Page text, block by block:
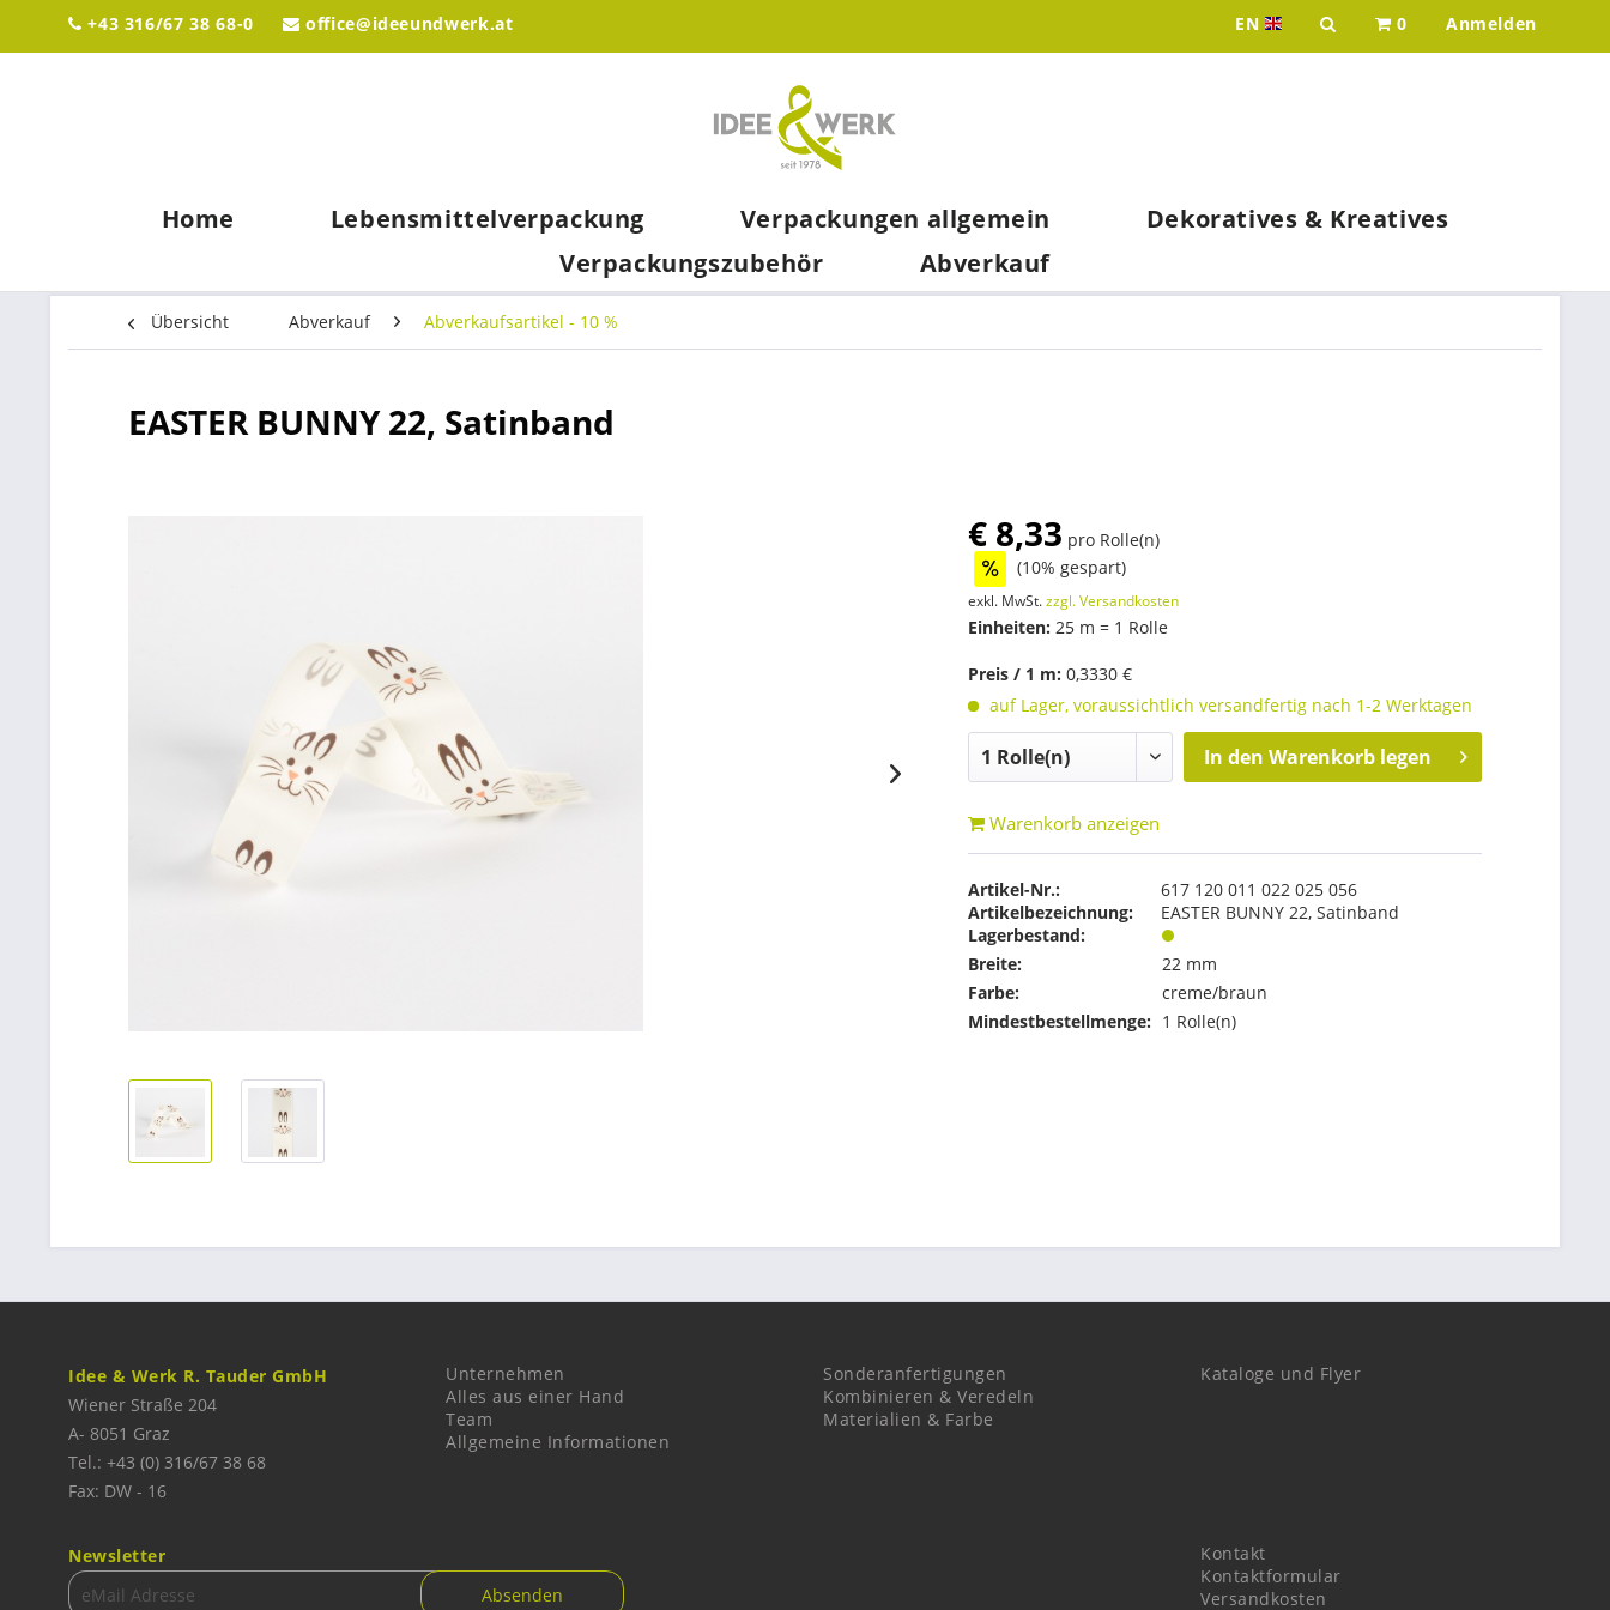
+43 316/67 38 68-0 office@ideeundwerk.at EN Idee & Werk - your wholesaler for
0 Anmelden
Home Lebensmittelverpackung Verpackungen allgemein
Dekoratives & Kreatives
Verpackungszubehör
Abverkauf
Übersicht Abverkauf Abverkaufsartikel - 10 %
EASTER BUNNY 22, Satinband
€ 8,33 pro Rolle(n)
(10% gespart)
exkl. MwSt.zzgl. Versandkosten
Einheiten: 25 m = 1 Rolle
Preis / 1 m: 0,3330 €
auf Lager, voraussichtlich versandfertig nach 1-2 Werktagen
In den Warenkorb legen
Warenkorb anzeigen
Artikel-Nr.:
617 120 011 022 025 056
Artikelbezeichnung:
EASTER BUNNY 22, Satinband
Lagerbestand:
Breite:
22 mm
Farbe:
creme/braun
Mindestbestellmenge: 1 Rolle(n)
Idee & Werk R. Tauder GmbH
Wiener Straße 204
A- 8051 Graz
Tel.: +43 (0) 316/67 38 68
Fax: DW - 16
Unternehmen
Alles aus einer Hand
Team
Allgemeine Informationen
Sonderanfertigungen
Kombinieren & Veredeln
Materialien & Farbe
Kataloge und Flyer
Newsletter
Kontakt
Kontaktformular
Versandkosten